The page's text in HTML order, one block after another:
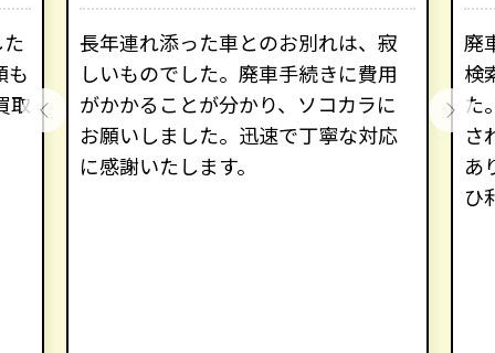
も
取
長年連れ添った車とのお別れは、寂
しいものでした。廃車手続きに費用
がかかることが分かり、ソコカラに
お願いしました。迅速で丁寧な対応
に感謝いたします。
廃
検
た
さ
あ
ひ